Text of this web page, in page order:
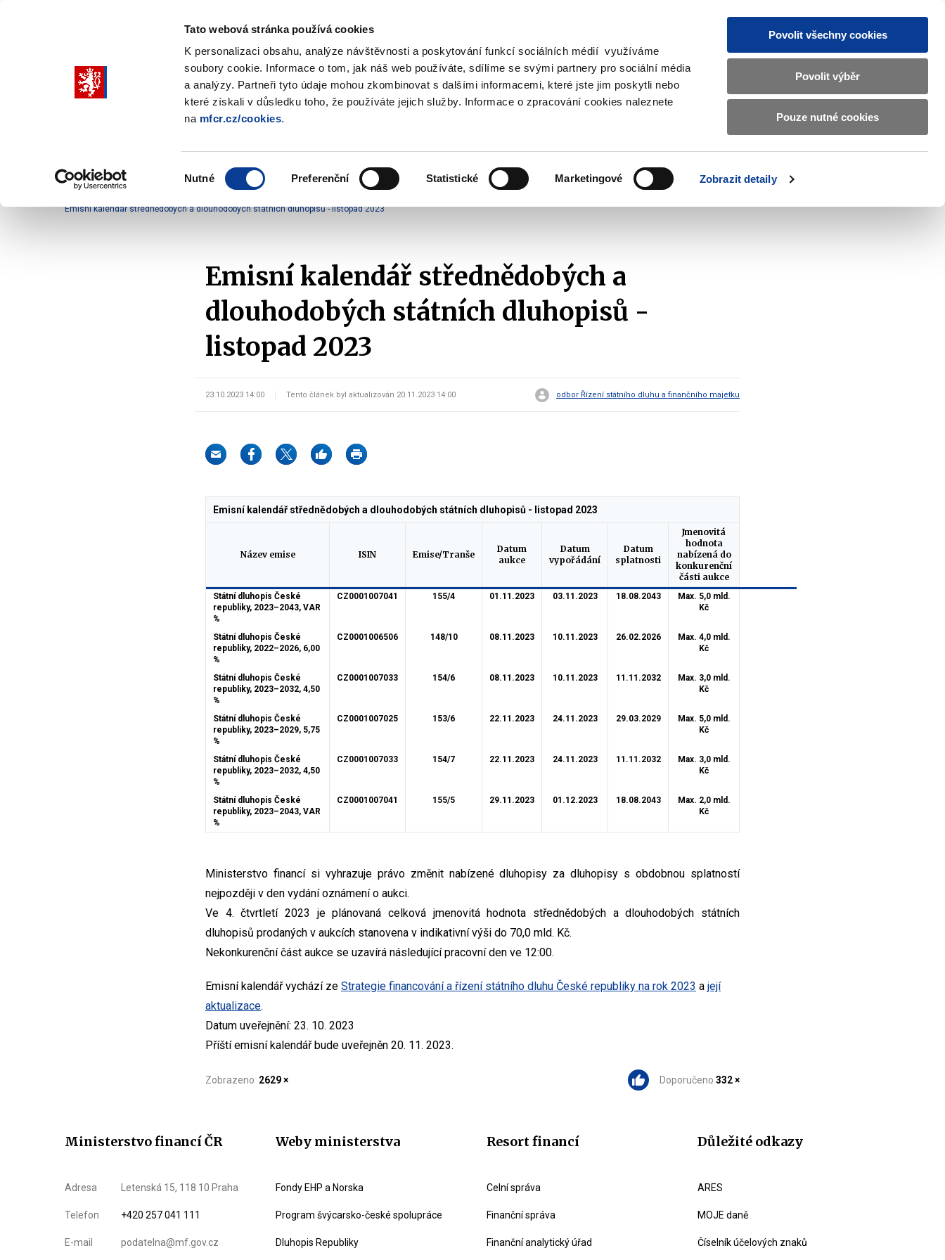
Tato webová stránka používá cookies
K personalizaci obsahu, analýze návštěvnosti a poskytování funkcí sociálních médií využíváme
soubory cookie. Informace o tom, jak náš web používáte, sdílíme se svými partnery pro sociální média
a analýzy. Partneři tyto údaje mohou zkombinovat s dalšími informacemi, které jste jim poskytli nebo
které získali v důsledku toho, že používáte jejich služby. Informace o zpracování cookies naleznete
na mfcr.cz/cookies.
Nutné Preferenční Statistické Marketingové Zobrazit detaily
Povolit všechny cookies
Povolit výběr
Pouze nutné cookies
Vyhledat
CZ EN
Základní
informace
o
Ministerstvu
financí
submenu
submenu
politika
submenu
submenu
účetnictví
submenu
EU
submenu
Řízení státního dluhu Emise státních dluhopisů Emisní kalendáře SDD
Emisní kalendář střednědobých a dlouhodobých státních dluhopisů - listopad 2023
Emisní kalendář střednědobých a
dlouhodobých státních dluhopisů -
listopad 2023
23.10.2023 14:00 Tento článek byl aktualizován 20.11.2023 14:00 odbor Řízení státního dluhu a finančního majetku
Emisní kalendář střednědobých a dlouhodobých státních dluhopisů - listopad 2023
Název emise ISIN Emise/Tranše
Datum
aukce
Datum
vypořádání
Datum
splatnosti
Jmenovitá
hodnota
nabízená do
konkurenční
části aukce
Státní dluhopis České
republiky, 2023–2043, VAR
%
CZ0001007041 155/4 01.11.2023 03.11.2023 18.08.2043
Max. 5,0 mld.
Kč
Státní dluhopis České
republiky, 2022–2026, 6,00
%
CZ0001006506 148/10 08.11.2023 10.11.2023 26.02.2026
Max. 4,0 mld.
Kč
Státní dluhopis České
republiky, 2023–2032, 4,50
%
CZ0001007033 154/6 08.11.2023 10.11.2023 11.11.2032
Max. 3,0 mld.
Kč
Státní dluhopis České
republiky, 2023–2029, 5,75
%
CZ0001007025 153/6 22.11.2023 24.11.2023 29.03.2029
Max. 5,0 mld.
Kč
Státní dluhopis České
republiky, 2023–2032, 4,50
%
CZ0001007033 154/7 22.11.2023 24.11.2023 11.11.2032
Max. 3,0 mld.
Kč
Státní dluhopis České
republiky, 2023–2043, VAR
%
CZ0001007041 155/5 29.11.2023 01.12.2023 18.08.2043
Max. 2,0 mld.
Kč
Ministerstvo financí si vyhrazuje právo změnit nabízené dluhopisy za dluhopisy s obdobnou splatností
nejpozději v den vydání oznámení o aukci.
Ve 4. čtvrtletí 2023 je plánovaná celková jmenovitá hodnota střednědobých a dlouhodobých státních
dluhopisů prodaných v aukcích stanovena v indikativní výši do 70,0 mld. Kč.
Nekonkurenční část aukce se uzavírá následující pracovní den ve 12:00.
Emisní kalendář vychází ze Strategie financování a řízení státního dluhu České republiky na rok 2023 a její
aktualizace.
Datum uveřejnění: 23. 10. 2023
Příští emisní kalendář bude uveřejněn 20. 11. 2023.
Zobrazeno 2629 × Doporučeno 332 ×
Ministerstvo financí ČR
Adresa Letenská 15, 118 10 Praha
Telefon +420 257 041 111
E-mail podatelna@mf.gov.cz
Weby ministerstva
Fondy EHP a Norska
Program švýcarsko-české spolupráce
Dluhopis Republiky
Resort financí
Celní správa
Finanční správa
Finanční analytický úřad
Důležité odkazy
ARES
MOJE daně
Číselník účelových znaků